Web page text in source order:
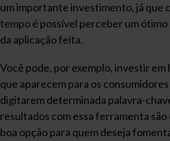
um importante investimento, já que
tempo é possível perceber um
da aplicação feita.
Você pode, por exemplo, investir
que aparecem para os
digitarem determinada palavra-
resultados com essa ferramenta são
boa opção para quem deseja